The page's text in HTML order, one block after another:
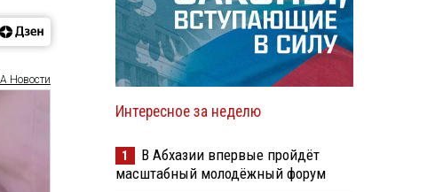
Новости
Интересное за неделю
1
В Абхазии впервые пройдёт
масштабный молодёжный форум